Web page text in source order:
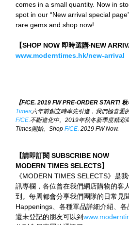
comes in a small quantity. Now in
spot in our “New arrival special
rare gems and shop now!
【SHOP NOW 即時選購‧NEW
www.moderntimes.hk/new-arrival
【F/CE. 2019 FW PRE-ORDER START! 秋
Times六年前創立時率先引進，我們極喜愛
F/CE.不斷進化中。 2019年秋冬新季度精彩
Times開始。 Shop F/CE. 2019 FW Now.
【請即訂閱 SUBSCRIBE NOW
MODERN TIMES SELECTS】
《MODERN TIMES SELECTS》是
訊專欄，各位曾在我們網店購物的客
到。每周都會分享我們團隊的日常見
Happenings、各種單品詳細介紹、各
還未登記的朋友可以到